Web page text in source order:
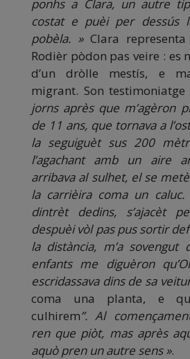
ponhs a Clara, un autre
costat e puèi per dessús
pobèla. »Clara
Rodièr pòdon pas veire : es
d’un dròlle mestís, e
migrant. Son
jorns après que m’agèron
de 11 ans, que tornava a
la seguiguèt sus 200
l’agachant amb un aire
arribava al sulhet, el se
la carrièira coma un
dintrèt dedins, s’ajacèt
despuèi vòl pas pus sortir
la distància, m’a
enfants me diguèron
escridassava dins de sa
coma una planta, e
culhirem”. Al
ren que piòt, mas après
aquò pren un autre sens ».